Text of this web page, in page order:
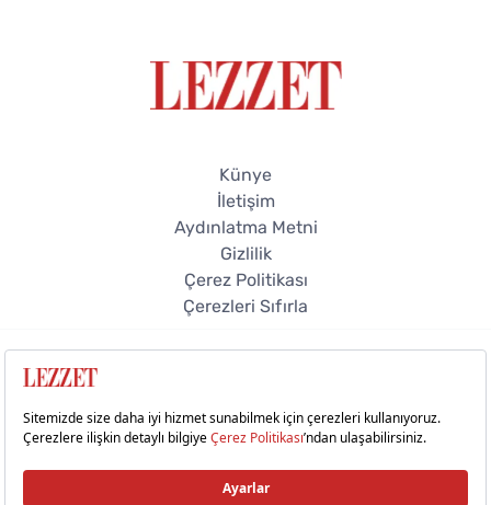
Künye
İletişim
Aydınlatma Metni
Gizlilik
Çerez Politikası
Çerezleri Sıfırla
© 2026 Lezzet Online. Tüm hakları saklıdır.